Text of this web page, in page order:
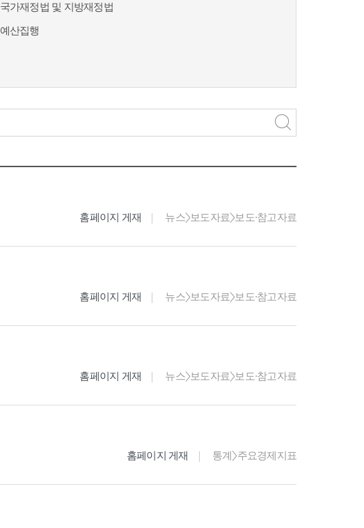
국가재정법 및 지방재정법
예산집행
홈페이지 게재 뉴스>보도자료>보도·참고자료
홈페이지 게재 뉴스>보도자료>보도·참고자료
홈페이지 게재 뉴스>보도자료>보도·참고자료
홈페이지 게재 통계>주요경제지표